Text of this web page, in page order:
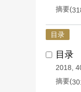
摘要(
目录
目录
2018,
摘要(